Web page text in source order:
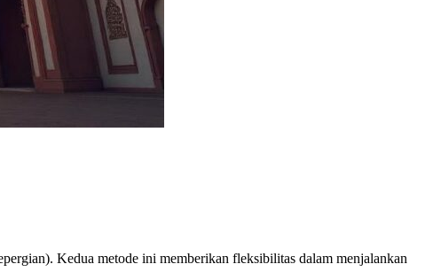
Kedua metode ini memberikan fleksibilitas dalam menjalankan